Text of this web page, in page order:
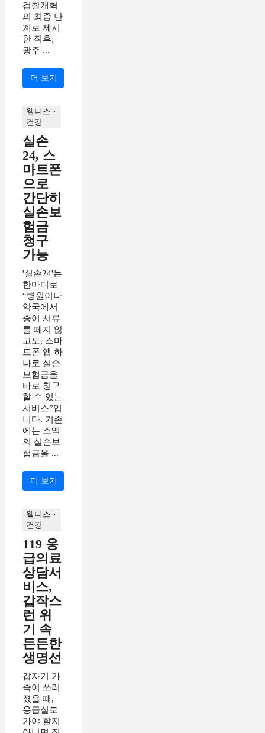
검찰개혁
의 최종 단
계로 제시
한 직후,
광주 ...
더 보기
웰니스 ·
건강
실손
24, 스
마트폰
으로
간단히
실손보
험금
청구
가능
'실손24'는
한마디로
“병원이나
약국에서
종이 서류
를 떼지 않
고도, 스마
트폰 앱 하
나로 실손
보험금을
바로 청구
할 수 있는
서비스”입
니다. 기존
에는 소액
의 실손보
험금을 ...
더 보기
웰니스 ·
건강
119 응
급의료
상담서
비스,
갑작스
런 위
기 속
든든한
생명선
갑자기 가
족이 쓰러
졌을 때,
응급실로
가야 할지